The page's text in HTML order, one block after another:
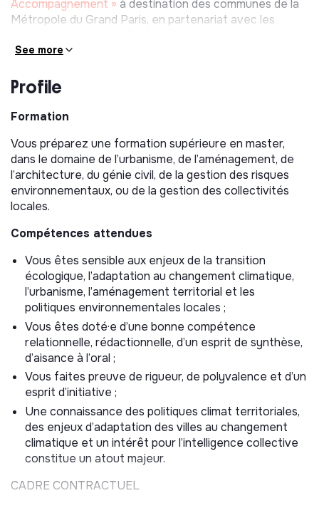
Accompagnement » à destination des communes de la
Métropole du Grand Paris, en partenariat avec les
les 10 communes accompagnées : formations, ateliers,
visites etc. Il vise à :
Sensibiliser les équipes techniques, élus et citoyens
aux enjeux locaux de l’adaptation au changement
climatique ;
Faire monter en compétence les équipes sur des
solutions opérationnelles et faciles à mettre en
œuvre ;
des dispositifs existants.
MISSIONS
Sous la responsabilité du Chef de projet Climat et
Adaptation, vous apportez votre contribution au
programme d'animation territoriale en direction des
collectivités du territoire grand parisien.
RESPONSABILITÉS PRINCIPALES
Soutien au programme Accompagnement
AdaptaVille (70 %)
Appui à l’organisation d’évènements sur mesure
(ateliers, groupes de travail, formations…) pour les
collectivités :
- Recherches (documentaires, retours d’expérience,
See more
Profile
Formation
Vous préparez une formation supérieure en master,
dans le domaine de l’urbanisme, de l’aménagement, de
l’architecture, du génie civil, de la gestion des risques
environnementaux, ou de la gestion des collectivités
locales.
Compétences attendues
Vous êtes sensible aux enjeux de la transition
écologique, l’adaptation au changement climatique,
l’urbanisme, l’aménagement territorial et les
politiques environnementales locales ;
Vous êtes doté·e d’une bonne compétence
relationnelle, rédactionnelle, d’un esprit de synthèse,
d’aisance à l’oral ;
Vous faites preuve de rigueur, de polyvalence et d’un
esprit d’initiative ;
Une connaissance des politiques climat territoriales,
des enjeux d’adaptation des villes au changement
climatique et un intérêt pour l’intelligence collective
constitue un atout majeur.
CADRE CONTRACTUEL